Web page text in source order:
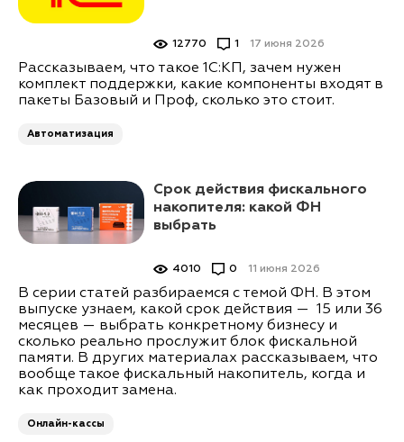
17 июня 2026
12770 1
Рассказываем, что такое 1С:КП, зачем нужен
комплект поддержки, какие компоненты входят в
пакеты Базовый и Проф, сколько это стоит.
Автоматизация
Срок действия фискального
накопителя: какой ФН
выбрать
11 июня 2026
4010 0
В серии статей разбираемся с темой ФН. В этом
выпуске узнаем, какой срок действия — 15 или 36
месяцев — выбрать конкретному бизнесу и
сколько реально прослужит блок фискальной
памяти. В других материалах рассказываем, что
вообще такое фискальный накопитель, когда и
как проходит замена.
Онлайн-кассы